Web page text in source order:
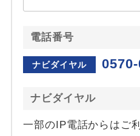
電話番号
ナビダイヤル
ナビダイヤル
一部のIP電話からはご